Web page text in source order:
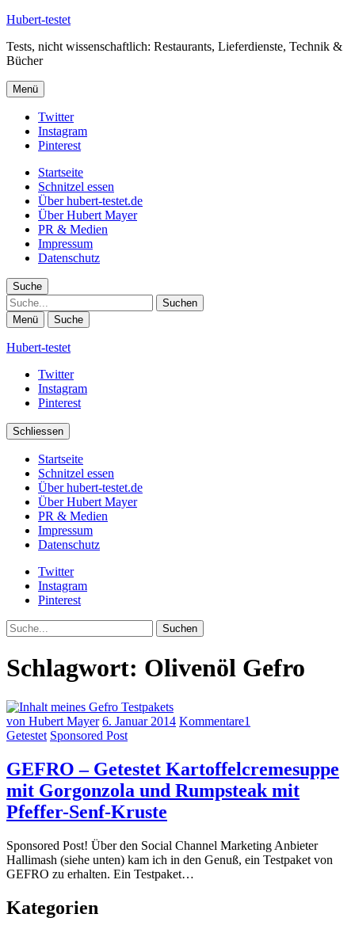
Hubert-testet
Tests, nicht wissenschaftlich: Restaurants, Lieferdienste, Technik &
Bücher
Menü
Twitter
Instagram
Pinterest
Startseite
Schnitzel essen
Über hubert-testet.de
Über Hubert Mayer
PR & Medien
Impressum
Datenschutz
Suche
Suche
Menü Suche
Hubert-testet
Twitter
Instagram
Pinterest
Schliessen
Startseite
Schnitzel essen
Über hubert-testet.de
Über Hubert Mayer
PR & Medien
Impressum
Datenschutz
Twitter
Instagram
Pinterest
Suche
Schlagwort: Olivenöl Gefro
von Hubert Mayer 6. Januar 2014 Kommentare1
Getestet Sponsored Post
GEFRO – Getestet Kartoffelcremesuppe
mit Gorgonzola und Rumpsteak mit
Pfeffer-Senf-Kruste
Sponsored Post! Über den Social Channel Marketing Anbieter
Hallimash (siehe unten) kam ich in den Genuß, ein Testpaket von
GEFRO zu erhalten. Ein Testpaket…
Kategorien